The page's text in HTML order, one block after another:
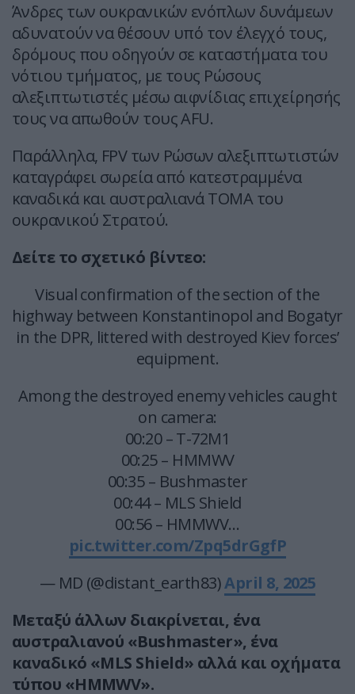
Άνδρες των ουκρανικών ενόπλων δυνάμεων
αδυνατούν να θέσουν υπό τον έλεγχό τους,
δρόμους που οδηγούν σε καταστήματα του
νότιου τμήματος, με τους Ρώσους
αλεξιπτωτιστές μέσω αιφνίδιας επιχείρησής
τους να απωθούν τους AFU.
Παράλληλα, FPV των Ρώσων αλεξιπτωτιστών
καταγράφει σωρεία από κατεστραμμένα
καναδικά και αυστραλιανά ΤΟΜΑ του
ουκρανικού Στρατού.
Δείτε το σχετικό βίντεο:
Visual confirmation of the section of the
highway between Konstantinopol and Bogatyr
in the DPR, littered with destroyed Kiev forces’
equipment.
Among the destroyed enemy vehicles caught
on camera:
00:20 – T-72M1
00:25 – HMMWV
00:35 – Bushmaster
00:44 – MLS Shield
00:56 – HMMWV…
pic.twitter.com/Zpq5drGgfP
— MD (@distant_earth83)April 8, 2025
Μεταξύ άλλων διακρίνεται, ένα
αυστραλιανού «Bushmaster», ένα
καναδικό «MLS Shield» αλλά και οχήματα
τύπου «HMMWV».